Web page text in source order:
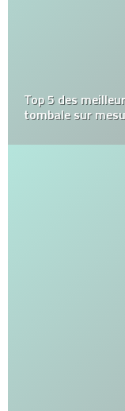
Top 5 des
tombale sur